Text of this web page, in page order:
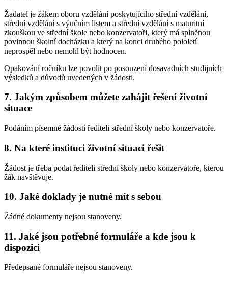
Žadatel je žákem oboru vzdělání poskytujícího střední vzdělání,
střední vzdělání s výučním listem a střední vzdělání s maturitní
zkouškou ve střední škole nebo konzervatoři, který má splněnou
povinnou školní docházku a který na konci druhého pololetí
neprospěl nebo nemohl být hodnocen.
Opakování ročníku lze povolit po posouzení dosavadních studijních
výsledků a důvodů uvedených v žádosti.
7. Jakým způsobem můžete zahájit řešení životní
situace
Podáním písemné žádosti řediteli střední školy nebo konzervatoře.
8. Na které instituci životní situaci řešit
Žádost je třeba podat řediteli střední školy nebo konzervatoře, kterou
žák navštěvuje.
10. Jaké doklady je nutné mít s sebou
Žádné dokumenty nejsou stanoveny.
11. Jaké jsou potřebné formuláře a kde jsou k
dispozici
Předepsané formuláře nejsou stanoveny.